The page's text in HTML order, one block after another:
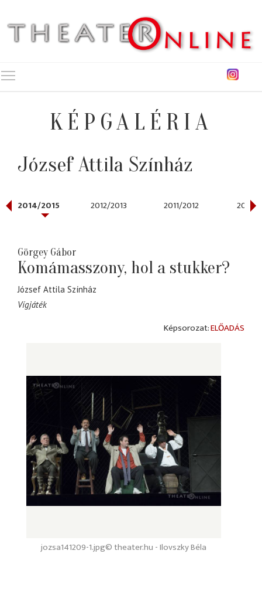
KÉPGALÉRIA
József Attila Színház
2014/2015 2012/2013 2011/2012 2010/
Görgey Gábor
Komámasszony, hol a stukker?
József Attila Színház
Vígjáték
ELŐADÁS
© theater.hu - Ilovszky Béla
jozsa141209-1.jpg